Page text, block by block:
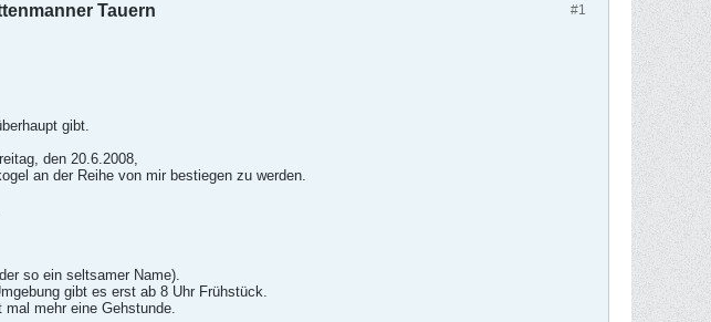
#1
Tauern
gibt.
den 20.6.2008,
an der Reihe von mir bestiegen zu werden.
so ein seltsamer Name).
gibt es erst ab 8 Uhr Frühstück.
mehr eine Gehstunde.